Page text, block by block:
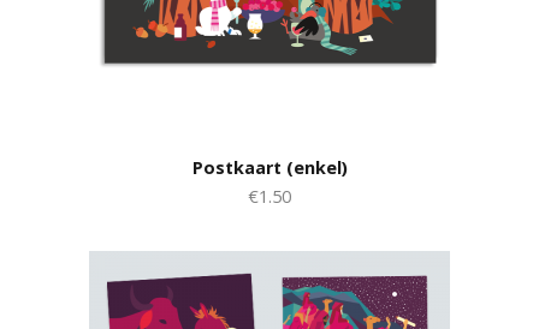
Postkaart (enkel)
€1.50